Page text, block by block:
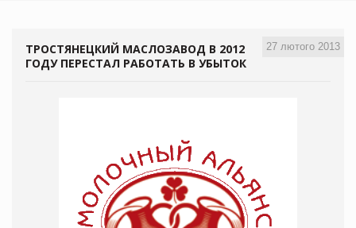
27 лютого 2013
ТРОСТЯНЕЦКИЙ МАСЛОЗАВОД В 2012
ГОДУ ПЕРЕСТАЛ РАБОТАТЬ В УБЫТОК